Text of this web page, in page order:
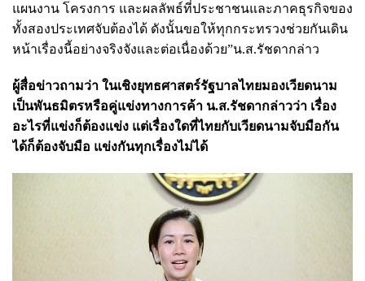
แผนงาน โครงการ และผลลัพธ์ที่ประชาชนและภาคธุรกิจของ
ทั้งสองประเทศจับต้องได้ ดังนั้นขอให้ทุกกระทรวงช่วยกันเดิน
หน้าเรื่องนี้อย่างจริงจังและต่อเนื่องด้วย”น.ส.รัชดากล่าว
ผู้สื่อข่าวถามว่า ในเชิงยุทธศาสตร์รัฐบาลไทยมองเวียดนาม
เป็นพันธมิตรหรือคู่แข่งทางการค้า น.ส.รัชดากล่าวว่า เรื่อง
อะไรที่แข่งก็ต้องแข่ง แต่เรื่องใดที่ไทยกับเวียดนามจับมือกัน
ได้ก็ต้องจับมือ แข่งกันทุกเรื่องไม่ได้